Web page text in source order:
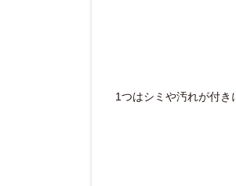
1つはシミや汚れが付き